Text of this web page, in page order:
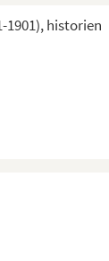
1901), historien